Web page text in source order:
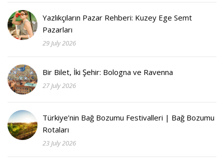
Yazlıkçıların Pazar Rehberi: Kuzey Ege Semt
Pazarları
29 July 2026
Bir Bilet, İki Şehir: Bologna ve Ravenna
27 July 2026
Türkiye’nin Bağ Bozumu Festivalleri | Bağ Bozumu
Rotaları
23 July 2026